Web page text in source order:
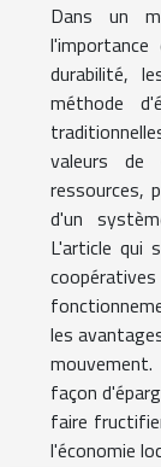
Dans un
durabilité,
méthode
valeurs de
ressources,
d'un
L'article qui
les
façon
faire
l'économie